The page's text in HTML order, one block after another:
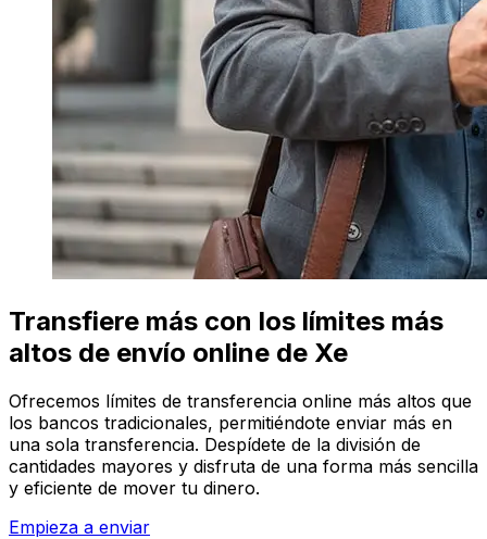
Transfiere más con los límites más
altos de envío online de Xe
Ofrecemos límites de transferencia online más altos que
los bancos tradicionales, permitiéndote enviar más en
una sola transferencia. Despídete de la división de
cantidades mayores y disfruta de una forma más sencilla
y eficiente de mover tu dinero.
Empieza a enviar